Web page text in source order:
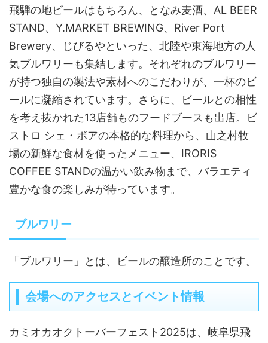
飛騨の地ビールはもちろん、となみ麦酒、AL BEER
STAND、Y.MARKET BREWING、River Port
Brewery、じびるやといった、北陸や東海地方の人
気ブルワリーも集結します。それぞれのブルワリー
が持つ独自の製法や素材へのこだわりが、一杯のビ
ールに凝縮されています。さらに、ビールとの相性
を考え抜かれた13店舗ものフードブースも出店。ビ
ストロ シェ・ボアの本格的な料理から、山之村牧
場の新鮮な食材を使ったメニュー、IRORIS
COFFEE STANDの温かい飲み物まで、バラエティ
豊かな食の楽しみが待っています。
ブルワリー
「ブルワリー」とは、ビールの醸造所のことです。
会場へのアクセスとイベント情報
カミオカオクトーバーフェスト2025は、岐阜県飛